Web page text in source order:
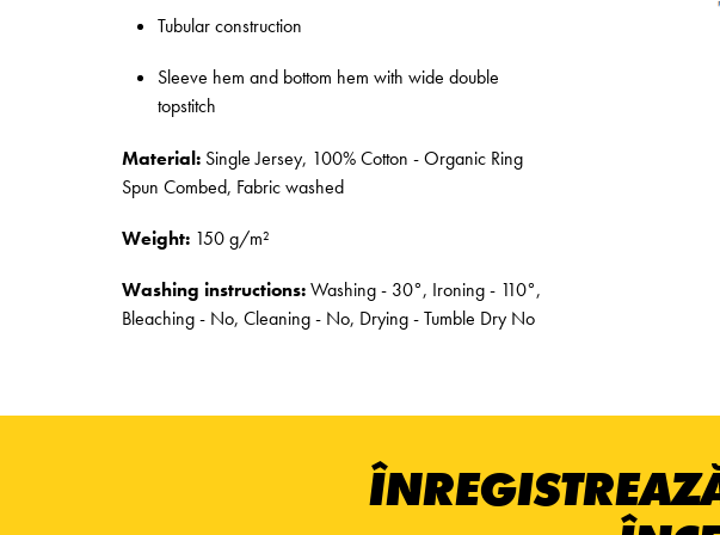
Tubular construction
Sleeve hem and bottom hem with wide double
topstitch
Material: Single Jersey, 100% Cotton - Organic Ring
Spun Combed, Fabric washed
Weight: 150 g/m²
Washing instructions:Washing - 30°, Ironing - 110°,
Bleaching - No, Cleaning - No, Drying - Tumble Dry No